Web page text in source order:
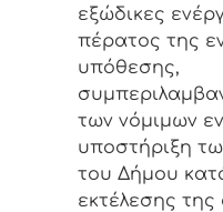
εξώδικες
πέρατος της
υπόθεσης,
των νόμιμων
υποστήριξη
του Δήμου
εκτέλεσης της